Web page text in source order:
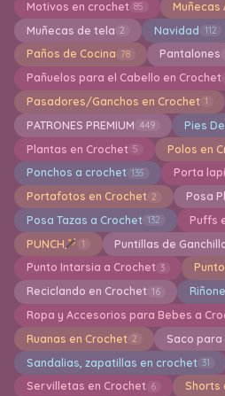
Motivos en crochet 85 Muñecas
Muñecas de tela 2 Navidad 112
Paños de Cocina 78 Pantalones
Pañuelos para el Cabello en Crochet
Pasadores/Ganchos en Crochet 1
PATRONES PREMIUM 449 Pies
Plantas en Crochet 5 Polos en
Ponchos a crochet 135 Porta
Portafotos en Crochet 2 Posa
Posa Tazas a Crochet 132 Puffs
PUNCH 1 Puntillas de
Punto Intarsia a Crochet 3
Reciclando en Crochet 16
Ropa y Accesorios para Bebes a
Ruanas en Crochet 2 Saco para
Sandalias, zapatillas en crochet 31
Servilletas en Crochet 6 Shorts